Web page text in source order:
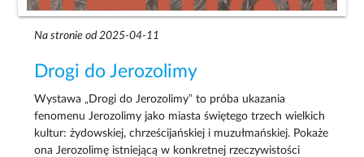
Na stronie od 2025-04-11
Drogi do Jerozolimy
Wystawa „Drogi do Jerozolimy” to próba ukazania
fenomenu Jerozolimy jako miasta świętego trzech wielkich
kultur: żydowskiej, chrześcijańskiej i muzułmańskiej. Pokaże
ona Jerozolimę istniejącą w konkretnej rzeczywistości